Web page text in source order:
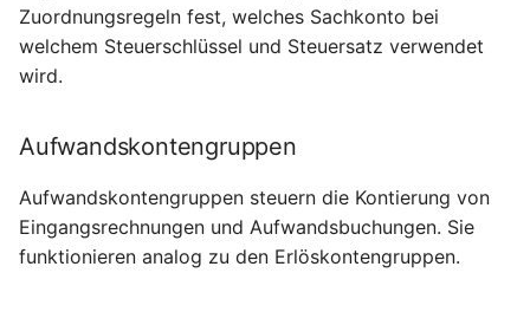
Terminmonitor
Änderungsaufträge
Provisionen
Packungsübersicht
Verpackungseinheiten
Abwertungstabellen und
Bewertungsschemas
Zuordnungsregeln fest, welches Sachkonto bei
welchem Steuerschlüssel und Steuersatz verwendet
wird.
Aufwandskontengruppen
Aufwandskontengruppen steuern die Kontierung von
Eingangsrechnungen und Aufwandsbuchungen. Sie
funktionieren analog zu den Erlöskontengruppen.